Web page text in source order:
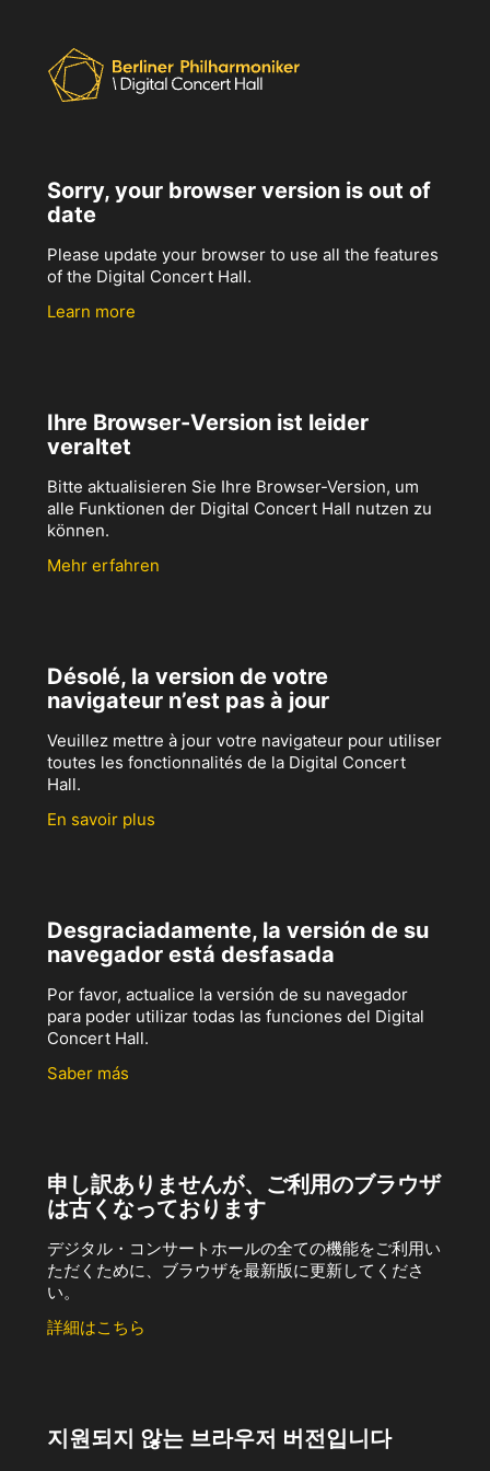
Sorry, your browser version is out of
date
Please update your browser to use all the features
of the Digital Concert Hall.
Learn more
Ihre Browser-Version ist leider
veraltet
Bitte aktualisieren Sie Ihre Browser-Version, um
alle Funktionen der Digital Concert Hall nutzen zu
können.
Mehr erfahren
Désolé, la version de votre
navigateur n’est pas à jour
Veuillez mettre à jour votre navigateur pour utiliser
toutes les fonctionnalités de la Digital Concert
Hall.
En savoir plus
Desgraciadamente, la versión de su
navegador está desfasada
Por favor, actualice la versión de su navegador
para poder utilizar todas las funciones del Digital
Concert Hall.
Saber más
申し訳ありませんが、ご利用のブラウザ
は古くなっております
デジタル・コンサートホールの全ての機能をご利用い
ただくために、ブラウザを最新版に更新してくださ
い。
詳細はこちら
지원되지 않는 브라우저 버전입니다